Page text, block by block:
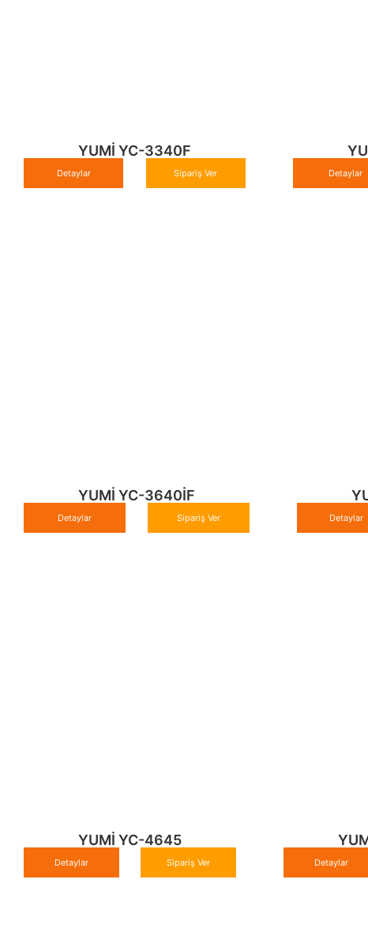
YUMİ YC-3340F
Detaylar Sipariş Ver Detaylar
YUMİ YC-3640İF
Detaylar Sipariş Ver Detaylar
YUMİ YC-4645
Detaylar Sipariş Ver Detaylar